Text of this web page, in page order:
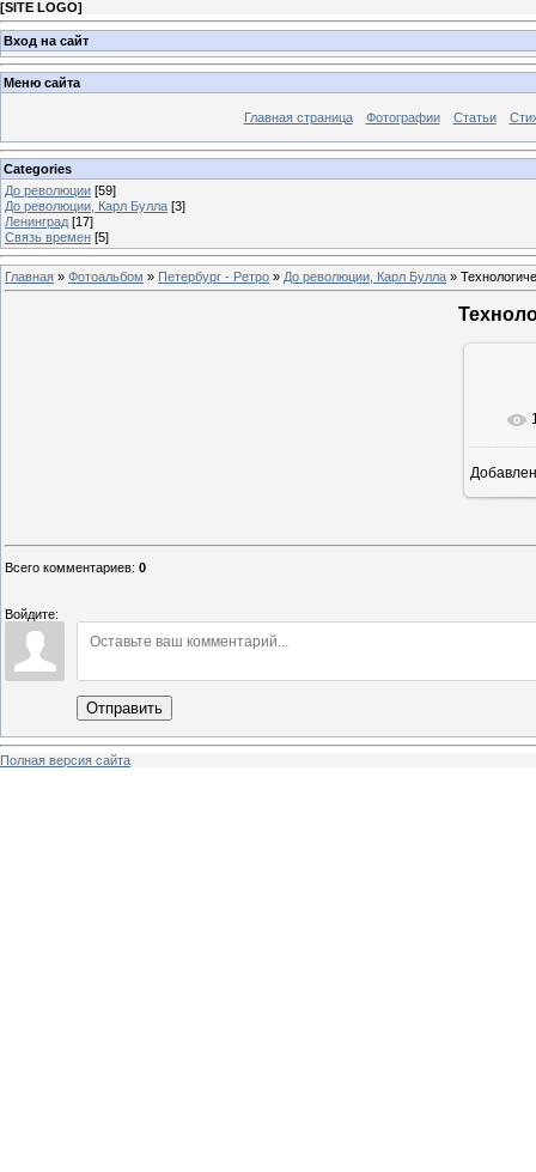
[SITE LOGO]
Вход на сайт
Меню сайта
Главная страница Фотографии Статьи
Categories
До революции [59]
До революции, Карл Булла [3]
Ленинград [17]
Связь времен [5]
Главная » Фотоальбом » Петербург - Ретро » До революции, Карл Булла »
Всего комментариев: 0
Войдите:
Отправить
Полная версия сайта